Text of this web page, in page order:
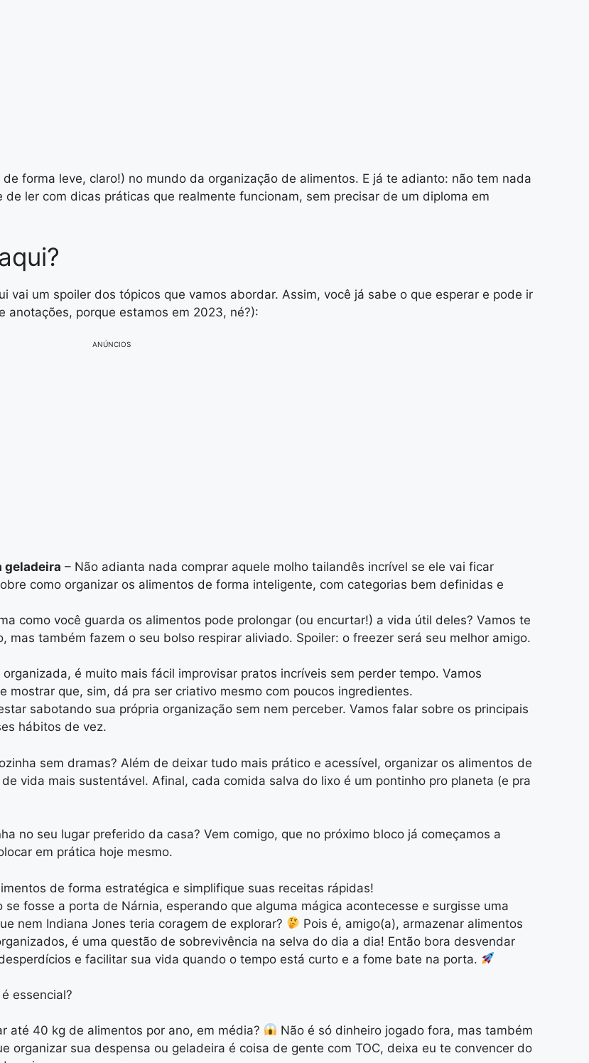
forma leve, claro!) no mundo da organização de alimentos. E já te adianto: não tem nada
ler com dicas práticas que realmente funcionam, sem precisar de um diploma em
vai um spoiler dos tópicos que vamos abordar. Assim, você já sabe o que esperar e pode ir
porque estamos em 2023, né?):
ANÚNCIOS
geladeira – Não adianta nada comprar aquele molho tailandês incrível se ele vai ficar
como organizar os alimentos de forma inteligente, com categorias bem definidas e
como você guarda os alimentos pode prolongar (ou encurtar!) a vida útil deles? Vamos te
mas também fazem o seu bolso respirar aliviado. Spoiler: o freezer será seu melhor amigo.
organizada, é muito mais fácil improvisar pratos incríveis sem perder tempo. Vamos
mostrar que, sim, dá pra ser criativo mesmo com poucos ingredientes.
sabotando sua própria organização sem nem perceber. Vamos falar sobre os principais
hábitos de vez.
sem dramas? Além de deixar tudo mais prático e acessível, organizar os alimentos de
vida mais sustentável. Afinal, cada comida salva do lixo é um pontinho pro planeta (e pra
no seu lugar preferido da casa? Vem comigo, que no próximo bloco já começamos a
em prática hoje mesmo.
de forma estratégica e simplifique suas receitas rápidas!
fosse a porta de Nárnia, esperando que alguma mágica acontecesse e surgisse uma
nem Indiana Jones teria coragem de explorar?
Pois é, amigo(a), armazenar alimentos
é uma questão de sobrevivência na selva do dia a dia! Então bora desvendar
e facilitar sua vida quando o tempo está curto e a fome bate na porta.
essencial?
até 40 kg de alimentos por ano, em média?
Não é só dinheiro jogado fora, mas também
organizar sua despensa ou geladeira é coisa de gente com TOC, deixa eu te convencer do